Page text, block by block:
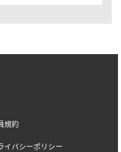
規約
イバシーポリシー